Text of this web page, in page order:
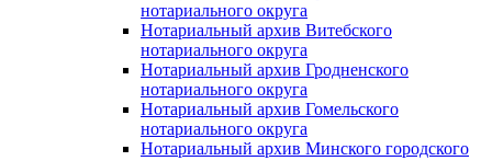
нотариального округа
Нотариальный архив Витебского
нотариального округа
Нотариальный архив Гродненского
нотариального округа
Нотариальный архив Гомельского
нотариального округа
Нотариальный архив Минского городского